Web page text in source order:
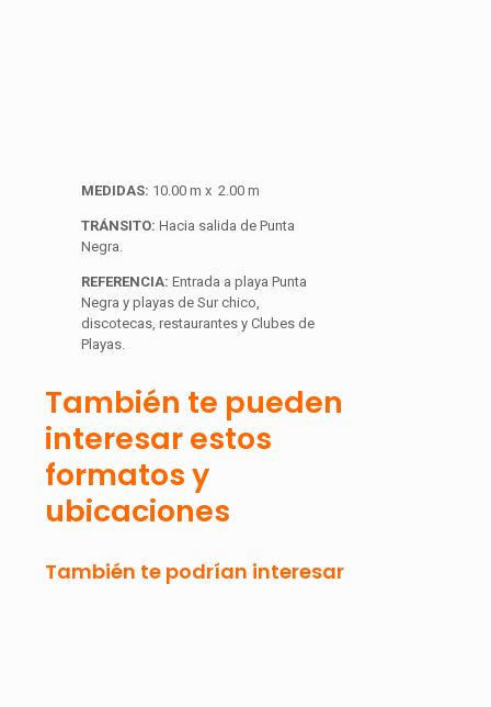
MEDIDAS: 10.00 m x 2.00 m
TRÁNSITO: Hacia salida de Punta
Negra.
REFERENCIA: Entrada a playa Punta
Negra y playas de Sur chico,
discotecas, restaurantes y Clubes de
Playas.
También te pueden
interesar estos
formatos y
ubicaciones
También te podrían interesar